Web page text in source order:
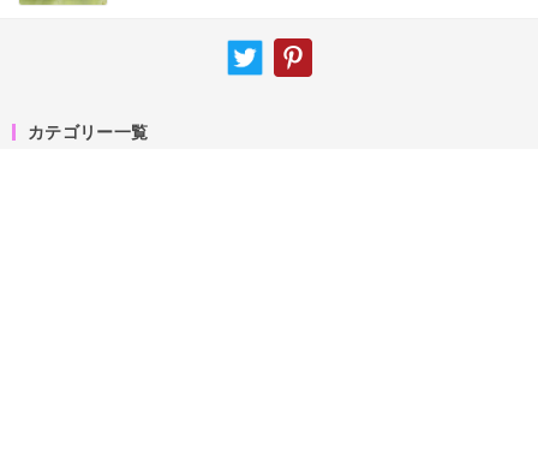
カテゴリー一覧